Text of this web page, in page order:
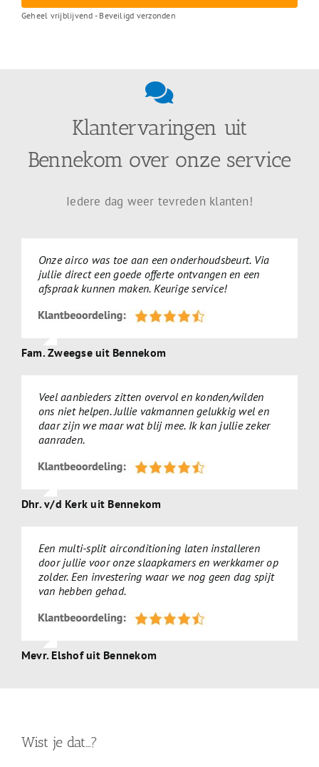
Geheel vrijblijvend - Beveiligd verzonden
Klantervaringen uit
Bennekom over onze service
Iedere dag weer tevreden klanten!
Onze airco was toe aan een onderhoudsbeurt. Via
jullie direct een goede offerte ontvangen en een
afspraak kunnen maken. Keurige service!
Fam. Zweegse uit Bennekom
Veel aanbieders zitten overvol en konden/wilden
ons niet helpen. Jullie vakmannen gelukkig wel en
daar zijn we maar wat blij mee. Ik kan jullie zeker
aanraden.
Dhr. v/d Kerk uit Bennekom
Een multi-split airconditioning laten installeren
door jullie voor onze slaapkamers en werkkamer op
zolder. Een investering waar we nog geen dag spijt
van hebben gehad.
Mevr. Elshof uit Bennekom
Wist je dat…?